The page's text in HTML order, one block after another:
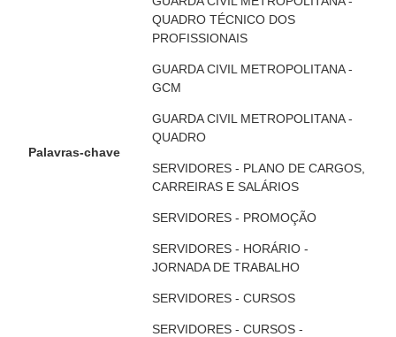
Palavras-chave
QUADRO TÉCNICO DOS
PROFISSIONAIS
GUARDA CIVIL METROPOLITANA -
GCM
GUARDA CIVIL METROPOLITANA -
QUADRO
SERVIDORES - PLANO DE CARGOS,
CARREIRAS E SALÁRIOS
SERVIDORES - PROMOÇÃO
SERVIDORES - HORÁRIO -
JORNADA DE TRABALHO
SERVIDORES - CURSOS
SERVIDORES - CURSOS -